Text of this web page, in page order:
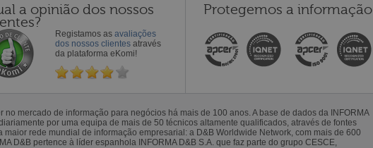
a opinião dos nossos
Registamos as avaliações
dos nossos clientes através
da plataforma eKomi!
Protegemos a informação
mercado de informação para negócios há mais de 100 anos. A base de dados da INFORMA
por uma equipa de mais de 50 técnicos altamente qualificados, através de fontes
rede mundial de informação empresarial: a D&B Worldwide Network, com mais de 600
D&B pertence à líder espanhola INFORMA D&B S.A. que faz parte do grupo CESCE,